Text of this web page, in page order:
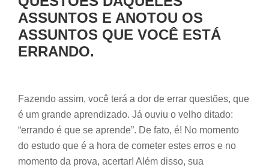
ASSUNTOS E ANOTOU OS
ASSUNTOS QUE VOCÊ ESTÁ
ERRANDO.
Fazendo assim, você terá a dor de errar questões, que
é um grande aprendizado. Já ouviu o velho ditado:
“errando é que se aprende”. De fato, é! No momento
do estudo que é a hora de cometer estes erros e no
momento da prova, acertar! Além disso, sua